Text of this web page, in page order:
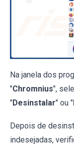
Na janela dos
"Chromnius",
"Desinstalar" ou "
Depois de
indesejadas,